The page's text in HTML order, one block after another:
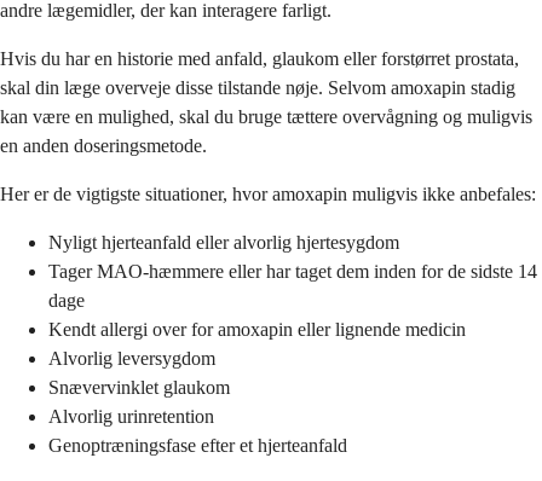
andre lægemidler, der kan interagere farligt.
Hvis du har en historie med anfald, glaukom eller forstørret prostata,
skal din læge overveje disse tilstande nøje. Selvom amoxapin stadig
kan være en mulighed, skal du bruge tættere overvågning og muligvis
en anden doseringsmetode.
Her er de vigtigste situationer, hvor amoxapin muligvis ikke anbefales:
Nyligt hjerteanfald eller alvorlig hjertesygdom
Tager MAO-hæmmere eller har taget dem inden for de sidste 14
dage
Kendt allergi over for amoxapin eller lignende medicin
Alvorlig leversygdom
Snævervinklet glaukom
Alvorlig urinretention
Genoptræningsfase efter et hjerteanfald